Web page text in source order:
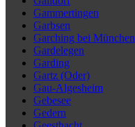
Gammertingen
Garbsen
Garching bei München
Gardelegen
Garding
Gartz (Oder)
Gau-Algesheim
Gebesee
Gedern